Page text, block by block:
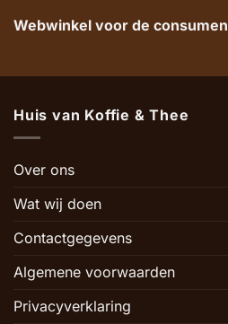
Webwinkel voor de
Huis van Koffie & Thee
Over ons
Wat wij doen
Contactgegevens
Algemene voorwaarden
Privacyverklaring